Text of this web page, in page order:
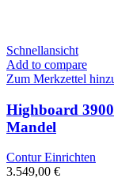
Schnellansicht
Add to compare
Zum Merkzettel
Highboard
Mandel
Contur Einrichten
3.549,00 €